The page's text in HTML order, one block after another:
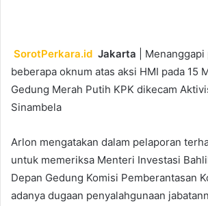
SorotPerkara.id Jakarta |
beberapa oknum atas aksi HMI pada 15
Gedung Merah Putih KPK dikecam
Sinambela
Arlon mengatakan dalam pelaporan
untuk memeriksa Menteri Investasi
Depan Gedung Komisi Pemberantasan
adanya dugaan penyalahgunaan